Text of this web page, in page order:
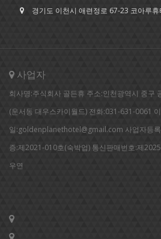
경기도 이천시 애련정로 67-23 코아루
사업자
회사명:주식회사 골든휴 주소:인천광역시 중구
(운서동 대우스카이월드) 전화:031-631-0061
일:goldenplanethotel@gmail.com 사업자등
증:제2021-010호(숙박업) 통신판매번호:제
우연